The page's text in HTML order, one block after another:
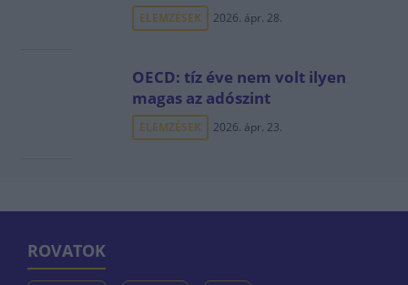
ELEMZÉSEK 2026. ápr. 28.
OECD: tíz éve nem volt ilyen
magas az adószint
ELEMZÉSEK 2026. ápr. 23.
ROVATOK